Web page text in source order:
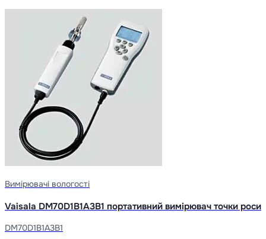
Вимірювачі вологості
Vaisala DM70D1B1A3B1 портативний вимірювач точки роси
DM70D1B1A3B1